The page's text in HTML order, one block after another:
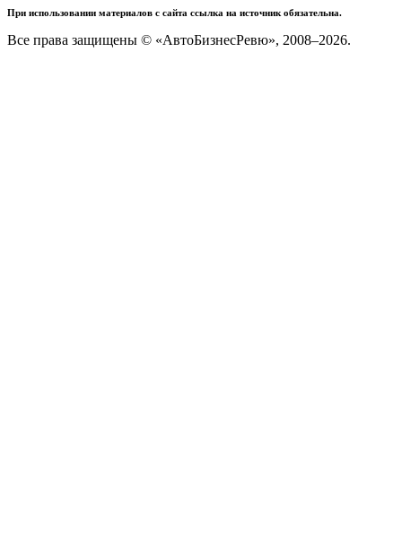
При использовании материалов с сайта ссылка на источник обязательна.
Все права защищены © «АвтоБизнесРевю», 2008–2026.